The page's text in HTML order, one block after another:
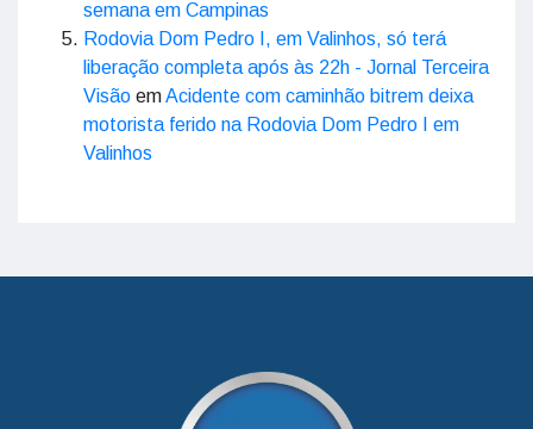
semana em Campinas
Rodovia Dom Pedro I, em Valinhos, só terá
liberação completa após às 22h - Jornal Terceira
Visão emAcidente com caminhão bitrem deixa
motorista ferido na Rodovia Dom Pedro I em
Valinhos